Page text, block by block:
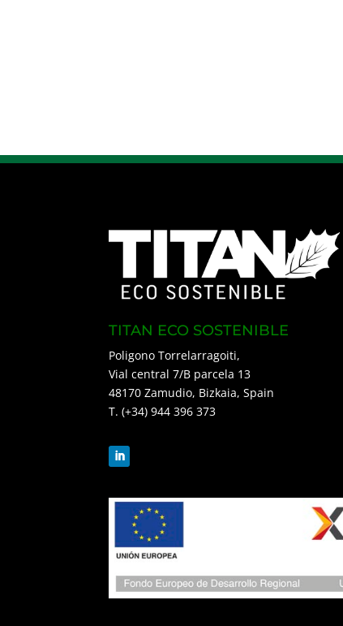
TITAN ECO SOSTENIBLE
Poligono Torrelarragoiti,
Vial central 7/B parcela 13
48170 Zamudio, Bizkaia, Spain
T. (+34) 944 396 373